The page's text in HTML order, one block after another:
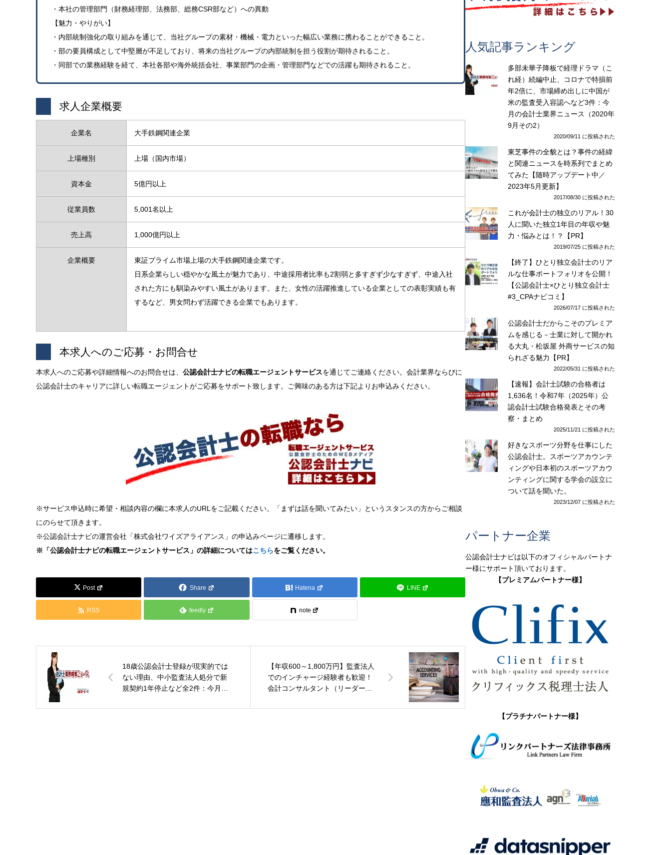
・本社の管理部門（財務経理部、法務部、総務CSR部など）への異動
【魅力・やりがい】
・内部統制強化の取り組みを通じて、当社グループの素材・機械・電力といった幅広い業務に携わることができること。
・部の要員構成として中堅層が不足しており、将来の当社グループの内部統制を担う役割が期待されること。
・同部での業務経験を経て、本社各部や海外統括会社、事業部門の企画・管理部門などでの活躍も期待されること。
求人企業概要
企業名 大手鉄鋼関連企業
上場種別 上場（国内市場）
資本金 5億円以上
従業員数 5,001名以上
売上高 1,000億円以上
企業概要
東証プライム市場上場の大手鉄鋼関連企業です。
日系企業らしい穏やかな風土が魅力であり、中途採用者比率も2割弱と多すぎず少なすぎず、中途入社
された方にも馴染みやすい風土があります。また、女性の活躍推進している企業としての表彰実績も有
するなど、男女問わず活躍できる企業でもあります。
本求人へのご応募・お問合せ
本求人へのご応募や詳細情報へのお問合せは、 公認会計士ナビの転職エージェントサービスを通じてご連絡ください。会計業界ならびに
公認会計士のキャリアに詳しい転職エージェントがご応募をサポート致します。ご興味のある方は下記よりお申込みください。
※サービス申込時に希望・相談内容の欄に本求人のURLをご記載ください。「まずは話を聞いてみたい」というスタンスの方からご相談
にのらせて頂きます。
※公認会計士ナビの運営会社「株式会社ワイズアライアンス」の申込みページに遷移します。
※「公認会計士ナビの転職エージェントサービス」の詳細についてはこちらをご覧ください。
Post Share Hatena LINE
RSS feedly note
18歳公認会計士登録が現実的では
ない理由、中小監査法人処分で新
規契約1年停止など全2件：今月の
その1）
【年収600～1,800万円】監査法人
でのインチャージ経験者も歓迎！
会計コンサルタント（リーダー～
人気記事ランキング
多部未華子降板で経理ドラマ（こ
れ経）続編中止、コロナで特損前
年2倍に、市場締め出しに中国が
米の監査受入容認へなど3件：今
月の会計士業界ニュース（2020年
9月その2）
2020/09/11 に投稿された
東芝事件の全貌とは？事件の経緯
と関連ニュースを時系列でまとめ
てみた【随時アップデート中／
2023年5月更新】
2017/08/30 に投稿された
これが会計士の独立のリアル！30
人に聞いた独立1年目の年収や魅
力・悩みとは！？【PR】
2019/07/25 に投稿された
【終了】ひとり独立会計士のリア
ルな仕事ポートフォリオを公開！
【公認会計士×ひとり独立会計士
#3_CPAナビコミ】
2026/07/17 に投稿された
公認会計士だからこそのプレミア
ムを感じる－士業に対して開かれ
る大丸・松坂屋 外商サービスの知
られざる魅力【PR】
2022/05/31 に投稿された
【速報】会計士試験の合格者は
1,636名！令和7年（2025年）公
認会計士試験合格発表とその考
察・まとめ
2025/11/21 に投稿された
好きなスポーツ分野を仕事にした
公認会計士。スポーツアカウンテ
ィングや日本初のスポーツアカウ
ンティングに関する学会の設立に
ついて話を聞いた。
2023/12/07 に投稿された
パートナー企業
公認会計士ナビは以下のオフィシャルパートナ
ー様にサポート頂いております。
【プレミアムパートナー様】
【プラチナパートナー様】